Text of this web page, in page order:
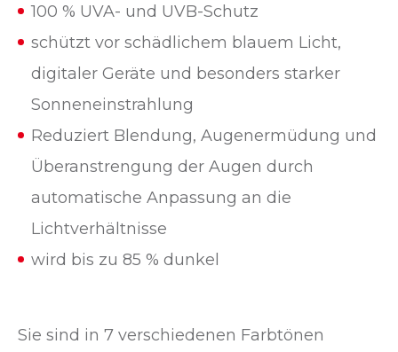
100 % UVA- und UVB-Schutz
schützt vor schädlichem blauem Licht,
digitaler Geräte und besonders starker
Sonneneinstrahlung
Reduziert Blendung, Augenermüdung und
Überanstrengung der Augen durch
automatische Anpassung an die
Lichtverhältnisse
wird bis zu 85 % dunkel
Sie sind in 7 verschiedenen Farbtönen